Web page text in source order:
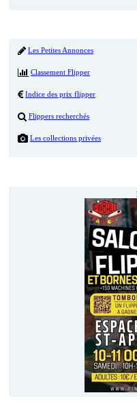
Les Petites Annonces
Classement Flipper
Indice des prix flipper
Flippers recherchés
Les collections privées